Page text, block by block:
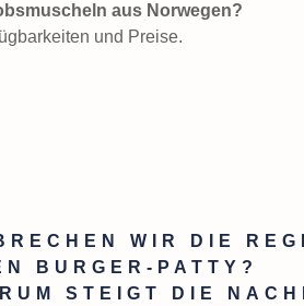
aus Norwegen?
und Preise.
WIR DIE
BURGER-PATTY?
STEIGT DIE